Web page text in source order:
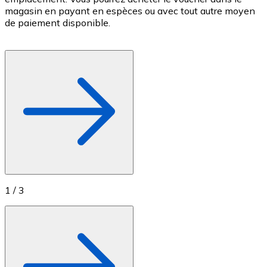
Achetez des cartes-cadeaux de vos marques
magasin en payant en espèces ou avec tout autre moyen
de paiement disponible.
1 / 3